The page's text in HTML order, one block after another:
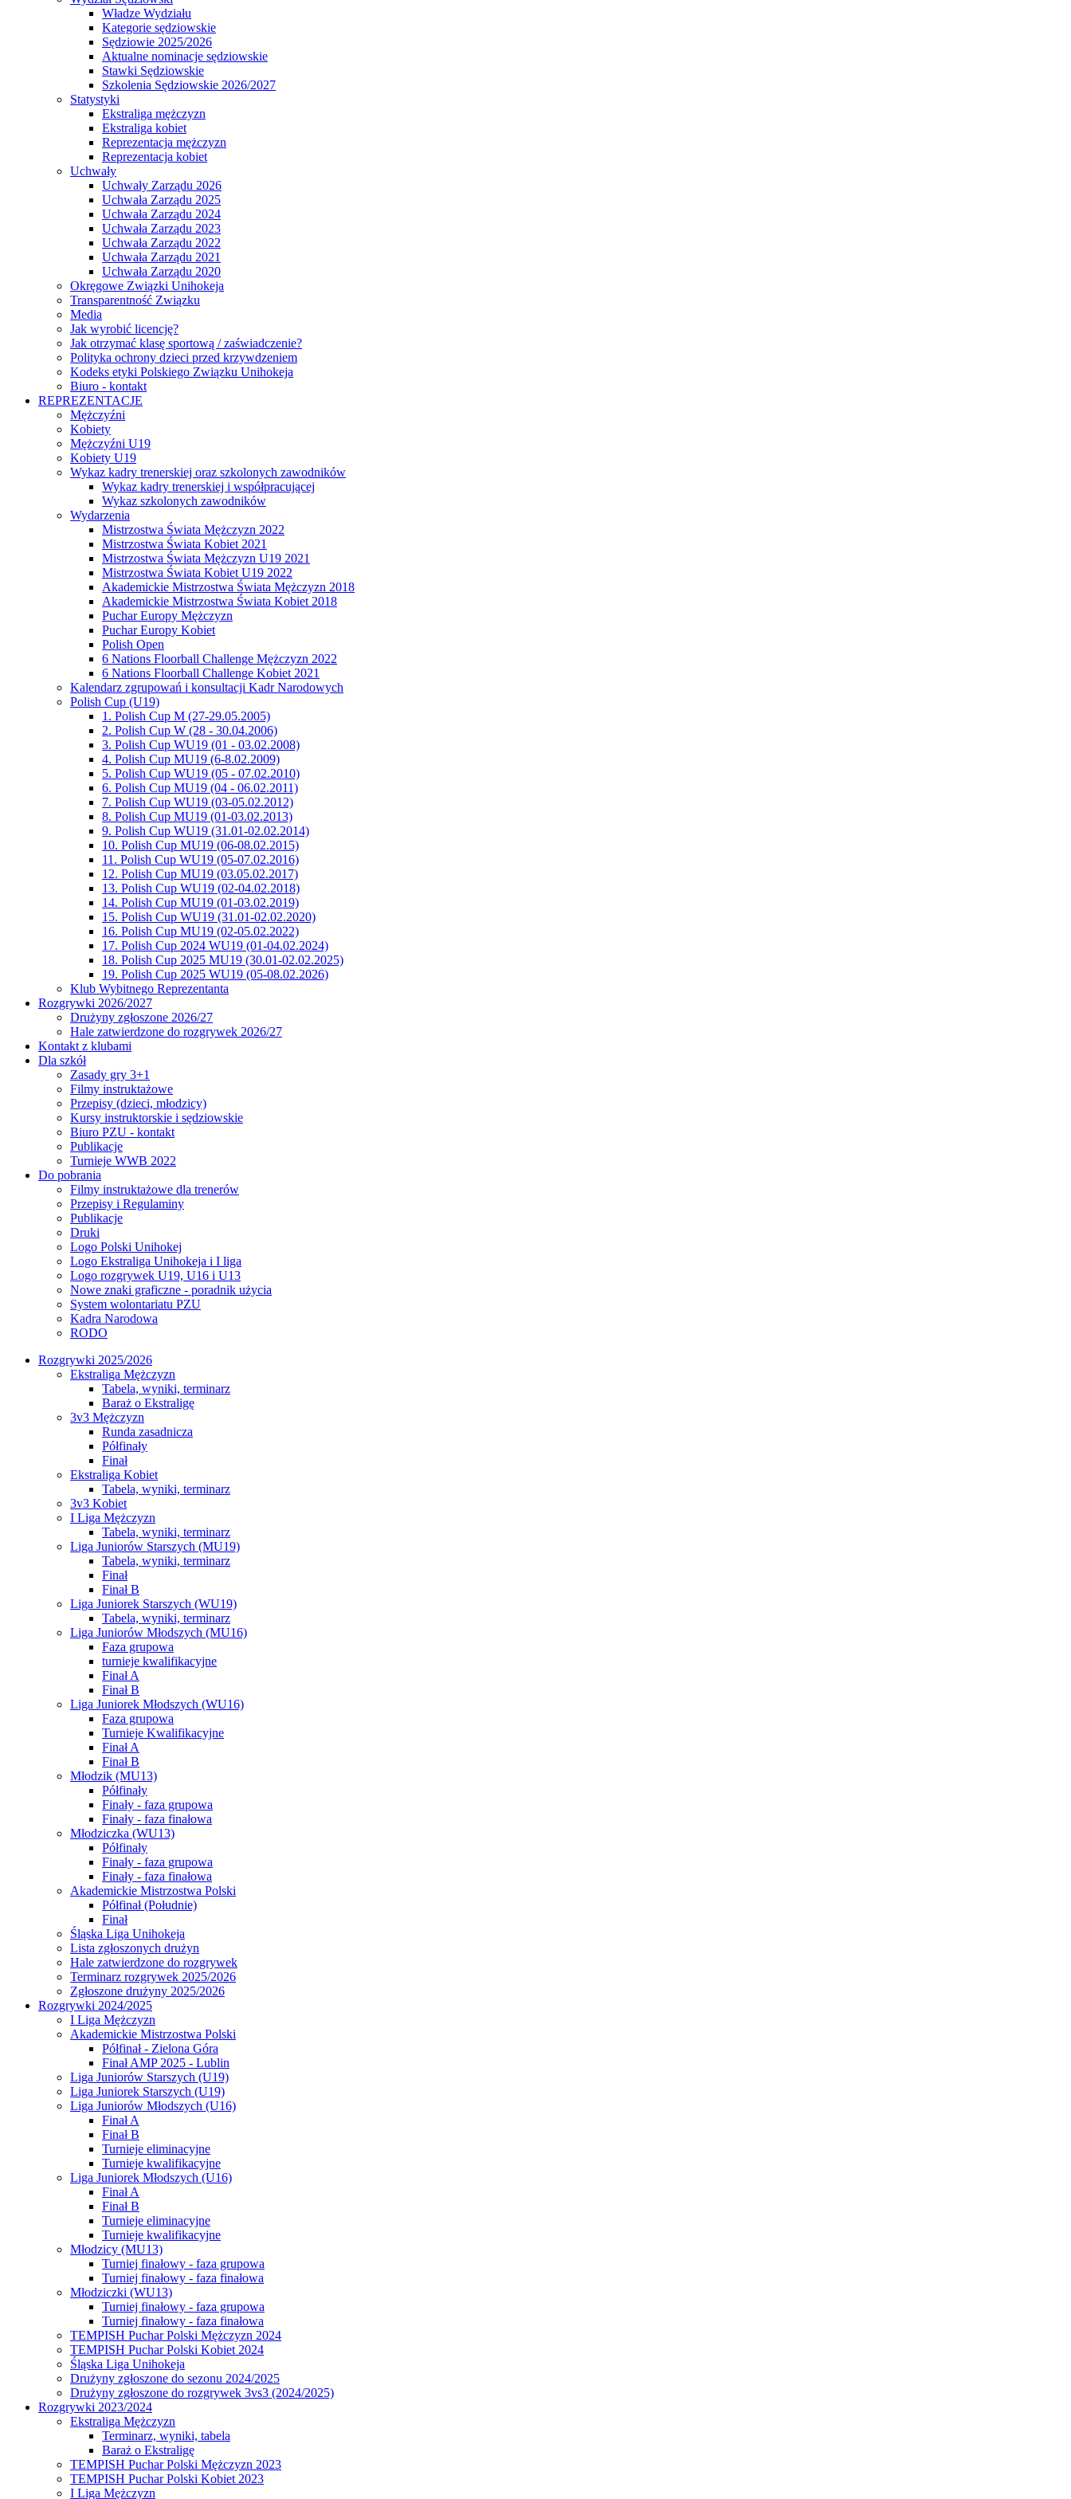
Władze Wydziału
Kategorie sędziowskie
Sędziowie 2025/2026
Aktualne nominacje sędziowskie
Stawki Sędziowskie
Szkolenia Sędziowskie 2026/2027
Statystyki
Ekstraliga mężczyzn
Ekstraliga kobiet
Reprezentacja mężczyzn
Reprezentacja kobiet
Uchwały
Uchwały Zarządu 2026
Uchwała Zarządu 2025
Uchwała Zarządu 2024
Uchwała Zarządu 2023
Uchwała Zarządu 2022
Uchwała Zarządu 2021
Uchwała Zarządu 2020
Okręgowe Związki Unihokeja
Transparentność Związku
Media
Jak wyrobić licencję?
Jak otrzymać klasę sportową / zaświadczenie?
Polityka ochrony dzieci przed krzywdzeniem
Kodeks etyki Polskiego Związku Unihokeja
Biuro - kontakt
REPREZENTACJE
Mężczyźni
Kobiety
Mężczyźni U19
Kobiety U19
Wykaz kadry trenerskiej oraz szkolonych zawodników
Wykaz kadry trenerskiej i współpracującej
Wykaz szkolonych zawodników
Wydarzenia
Mistrzostwa Świata Mężczyzn 2022
Mistrzostwa Świata Kobiet 2021
Mistrzostwa Świata Mężczyzn U19 2021
Mistrzostwa Świata Kobiet U19 2022
Akademickie Mistrzostwa Świata Mężczyzn 2018
Akademickie Mistrzostwa Świata Kobiet 2018
Puchar Europy Mężczyzn
Puchar Europy Kobiet
Polish Open
6 Nations Floorball Challenge Mężczyzn 2022
6 Nations Floorball Challenge Kobiet 2021
Kalendarz zgrupowań i konsultacji Kadr Narodowych
Polish Cup (U19)
1. Polish Cup M (27-29.05.2005)
2. Polish Cup W (28 - 30.04.2006)
3. Polish Cup WU19 (01 - 03.02.2008)
4. Polish Cup MU19 (6-8.02.2009)
5. Polish Cup WU19 (05 - 07.02.2010)
6. Polish Cup MU19 (04 - 06.02.2011)
7. Polish Cup WU19 (03-05.02.2012)
8. Polish Cup MU19 (01-03.02.2013)
9. Polish Cup WU19 (31.01-02.02.2014)
10. Polish Cup MU19 (06-08.02.2015)
11. Polish Cup WU19 (05-07.02.2016)
12. Polish Cup MU19 (03.05.02.2017)
13. Polish Cup WU19 (02-04.02.2018)
14. Polish Cup MU19 (01-03.02.2019)
15. Polish Cup WU19 (31.01-02.02.2020)
16. Polish Cup MU19 (02-05.02.2022)
17. Polish Cup 2024 WU19 (01-04.02.2024)
18. Polish Cup 2025 MU19 (30.01-02.02.2025)
19. Polish Cup 2025 WU19 (05-08.02.2026)
Klub Wybitnego Reprezentanta
Rozgrywki 2026/2027
Drużyny zgłoszone 2026/27
Hale zatwierdzone do rozgrywek 2026/27
Kontakt z klubami
Dla szkół
Zasady gry 3+1
Filmy instruktażowe
Przepisy (dzieci, młodzicy)
Kursy instruktorskie i sędziowskie
Biuro PZU - kontakt
Publikacje
Turnieje WWB 2022
Do pobrania
Filmy instruktażowe dla trenerów
Przepisy i Regulaminy
Publikacje
Druki
Logo Polski Unihokej
Logo Ekstraliga Unihokeja i I liga
Logo rozgrywek U19, U16 i U13
Nowe znaki graficzne - poradnik użycia
System wolontariatu PZU
Kadra Narodowa
RODO
Rozgrywki 2025/2026
Ekstraliga Mężczyzn
Tabela, wyniki, terminarz
Baraż o Ekstraligę
3v3 Mężczyzn
Runda zasadnicza
Półfinały
Finał
Ekstraliga Kobiet
Tabela, wyniki, terminarz
3v3 Kobiet
I Liga Mężczyzn
Tabela, wyniki, terminarz
Liga Juniorów Starszych (MU19)
Tabela, wyniki, terminarz
Finał
Finał B
Liga Juniorek Starszych (WU19)
Tabela, wyniki, terminarz
Liga Juniorów Młodszych (MU16)
Faza grupowa
turnieje kwalifikacyjne
Finał A
Finał B
Liga Juniorek Młodszych (WU16)
Faza grupowa
Turnieje Kwalifikacyjne
Finał A
Finał B
Młodzik (MU13)
Półfinały
Finały - faza grupowa
Finały - faza finałowa
Młodziczka (WU13)
Półfinały
Finały - faza grupowa
Finały - faza finałowa
Akademickie Mistrzostwa Polski
Półfinał (Południe)
Finał
Śląska Liga Unihokeja
Lista zgłoszonych drużyn
Hale zatwierdzone do rozgrywek
Terminarz rozgrywek 2025/2026
Zgłoszone drużyny 2025/2026
Rozgrywki 2024/2025
I Liga Mężczyzn
Akademickie Mistrzostwa Polski
Półfinał - Zielona Góra
Finał AMP 2025 - Lublin
Liga Juniorów Starszych (U19)
Liga Juniorek Starszych (U19)
Liga Juniorów Młodszych (U16)
Finał A
Finał B
Turnieje eliminacyjne
Turnieje kwalifikacyjne
Liga Juniorek Młodszych (U16)
Finał A
Finał B
Turnieje eliminacyjne
Turnieje kwalifikacyjne
Młodzicy (MU13)
Turniej finałowy - faza grupowa
Turniej finałowy - faza finałowa
Młodziczki (WU13)
Turniej finałowy - faza grupowa
Turniej finałowy - faza finałowa
TEMPISH Puchar Polski Mężczyzn 2024
TEMPISH Puchar Polski Kobiet 2024
Śląska Liga Unihokeja
Drużyny zgłoszone do sezonu 2024/2025
Drużyny zgłoszone do rozgrywek 3vs3 (2024/2025)
Rozgrywki 2023/2024
Ekstraliga Mężczyzn
Terminarz, wyniki, tabela
Baraż o Ekstraligę
TEMPISH Puchar Polski Mężczyzn 2023
TEMPISH Puchar Polski Kobiet 2023
I Liga Mężczyzn